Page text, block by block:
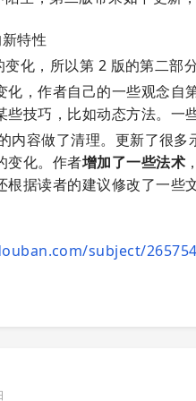
特性
化，所以第 2 版的第二部
化，作者自己的一些观念
些技巧，比如动态方法。一
内容做了清理。更新了很
变化。作者增加了一些法术
根据读者的建议修改了一些
subject/